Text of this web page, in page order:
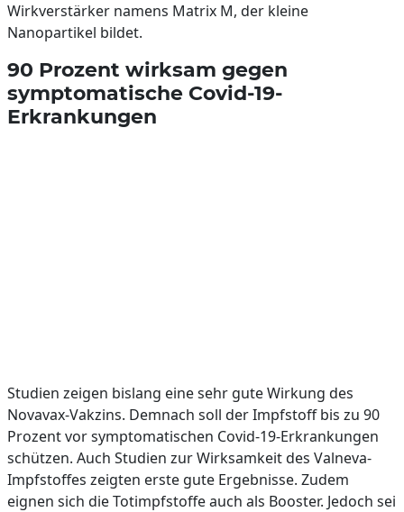
Wirkverstärker namens Matrix M, der kleine
Nanopartikel bildet.
90 Prozent wirksam gegen
symptomatische Covid-19-
Erkrankungen
Studien zeigen bislang eine sehr gute Wirkung des
Novavax-Vakzins. Demnach soll der Impfstoff bis zu 90
Prozent vor symptomatischen Covid-19-Erkrankungen
schützen. Auch Studien zur Wirksamkeit des Valneva-
Impfstoffes zeigten erste gute Ergebnisse. Zudem
eignen sich die Totimpfstoffe auch als Booster. Jedoch sei